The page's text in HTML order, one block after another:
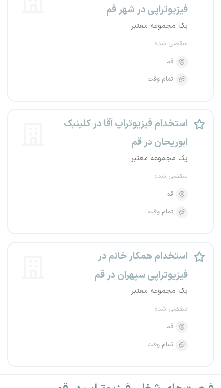
فیزیوتراپی در شهر قم
یک مجموعه معتبر
منقضی شده
قم
تمام وقت
استخدام فیزیوتراپ آقا در کلینیک
ابوریحان در قم
یک مجموعه معتبر
منقضی شده
قم
تمام وقت
استخدام همکار خانم در
فیزیوتراپی سپهران در قم
یک مجموعه معتبر
منقضی شده
قم
تمام وقت